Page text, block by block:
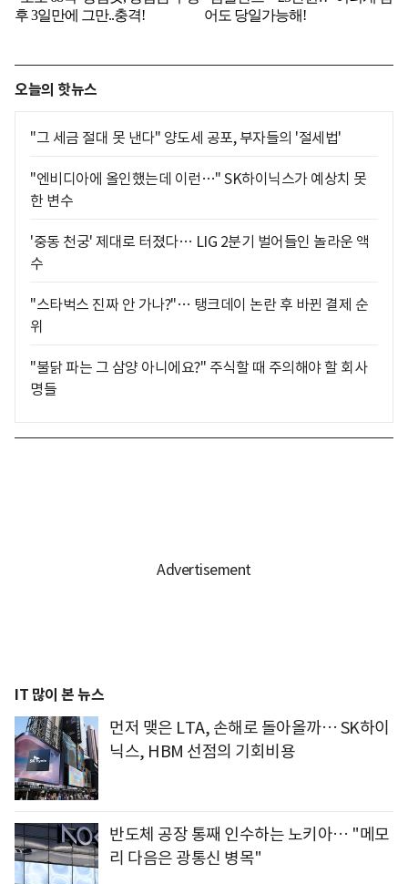
오늘의 핫뉴스
"그 세금 절대 못 낸다" 양도세 공포, 부자들의 '절세법'
"엔비디아에 올인했는데 이런…" SK하이닉스가 예상치 못
한 변수
'중동 천궁' 제대로 터졌다… LIG 2분기 벌어들인 놀라운 액
수
"스타벅스 진짜 안 가나?"… 탱크데이 논란 후 바뀐 결제 순
위
"불닭 파는 그 삼양 아니에요?" 주식할 때 주의해야 할 회사
명들
IT 많이 본 뉴스
먼저 맺은 LTA, 손해로 돌아올까… SK하이
닉스, HBM 선점의 기회비용
반도체 공장 통째 인수하는 노키아… "메모
리 다음은 광통신 병목"